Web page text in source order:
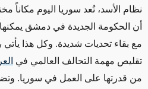
نظام الأسد، تُعد سوريا اليوم مكاناً
أن الحكومة الجديدة في دمشق يمكنها
مع بقاء تحديات شديدة. وكل هذا
تقليص مهمة التحالف العالمي في
من قدرتها على العمل في سوريا.